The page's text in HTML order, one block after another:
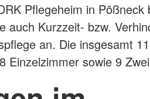
Pflegeheim in
auch Kurzzeit- bzw.
an. Die insgesamt
Einzelzimmer sowie 9